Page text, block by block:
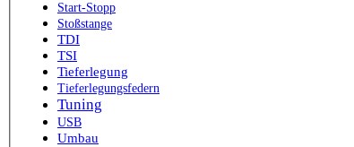
Start-Stopp
Stoßstange
TDI
TSI
Tieferlegung
Tieferlegungsfedern
Tuning
USB
Umbau